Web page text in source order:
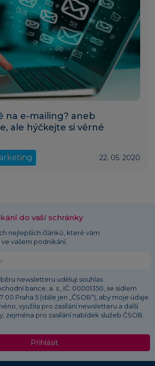
na e-mailing? aneb
ale hýčkejte si věrné
22. 05. 2020
do vaší schránky
nejlepších článků, které vám
vašem podnikání.
newsletteru uděluji souhlas
bance, a. s., IČ: 00001350, se sídlem
00 Praha 5 (dále jen „ČSOB“), aby moje údaje
využila pro zasílání newsletteru a další
zejména pro zasílání nabídek služeb ČSOB.
Přihlásit